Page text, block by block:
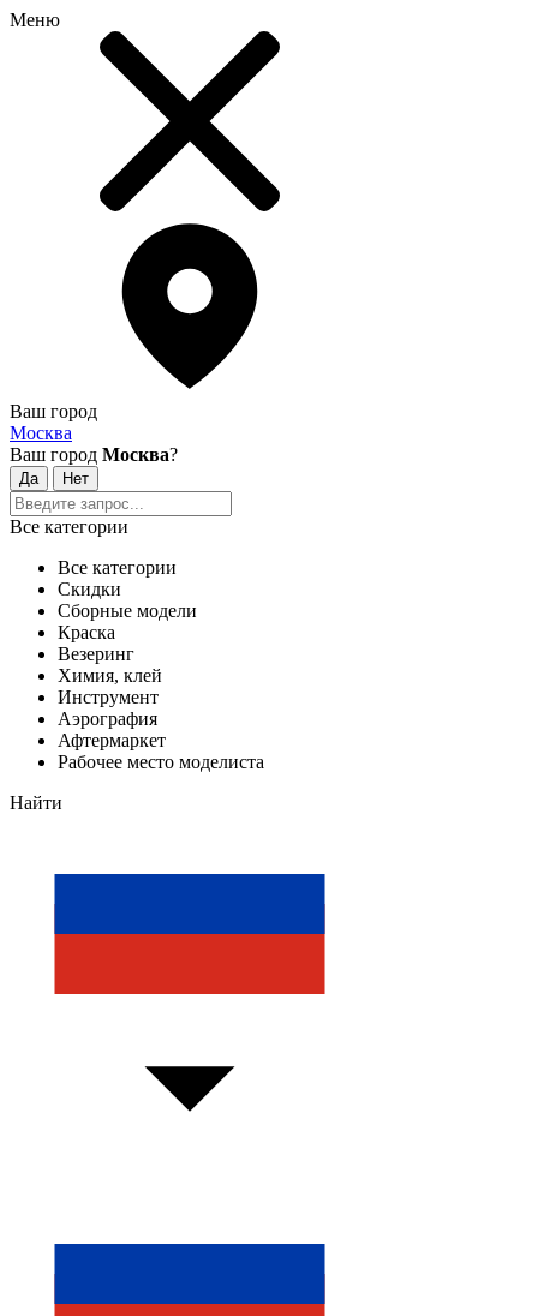
Меню
Ваш город
Москва
Ваш город Москва?
Все категории
Все категории
Скидки
Сборные модели
Краска
Везеринг
Химия, клей
Инструмент
Аэрография
Афтермаркет
Рабочее место моделиста
Найти